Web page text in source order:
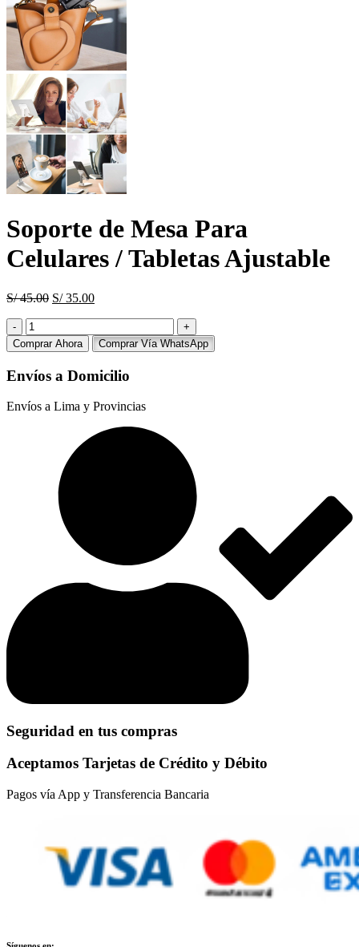
Soporte de Mesa Para
Celulares / Tabletas Ajustable
S/45.00 El
era:
S/ 45.00.
S/35.00El
es:
S/ 35.00.
Soporte
de
Mesa
Para
Celulares
Tabletas
Comprar Ahora Comprar Vía WhatsApp
Envíos a Domicilio
Envíos a Lima y Provincias
Seguridad en tus compras
Aceptamos Tarjetas de Crédito y Débito
Pagos vía App y Transferencia Bancaria